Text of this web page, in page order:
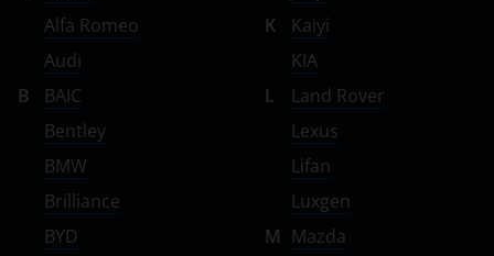
Alfa Romeo
Audi
B
BAIC
Bentley
BMW
Brilliance
BYD
K
Kaiyi
KIA
L
Land Rover
Lexus
Lifan
Luxgen
M Mazda